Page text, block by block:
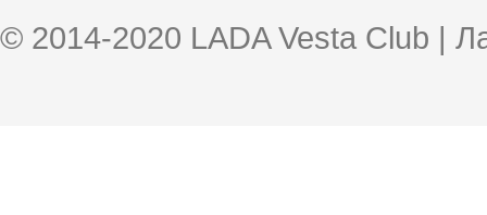
© 2014-2020 LADA Vesta Club |